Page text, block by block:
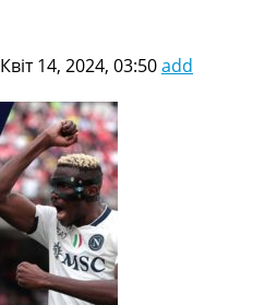
Квіт 14, 2024, 03:50add